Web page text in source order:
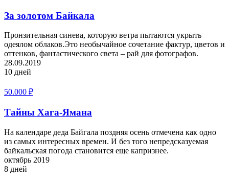
За золотом Байкала
Пронзительная синева, которую ветра пытаются укрыть
одеялом облаков.Это необычайное сочетание фактур, цветов и
оттенков, фантастического света – рай для фотографов.
28.09.2019
10 дней
50.000 ₽
Тайны Хага-Ямана
На календаре деда Байгала поздняя осень отмечена как одно
из самых интересных времен. И без того непредсказуемая
байкальская погода становится еще капризнее.
октябрь 2019
8 дней